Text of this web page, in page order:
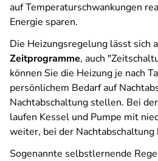
auf Temperaturschwankungen
Energie sparen.
Die Heizungsregelung lässt sich
Zeitprogramme, auch
können Sie die Heizung je nach
persönlichem Bedarf auf
Nachtabschaltung stellen. Bei
laufen Kessel und Pumpe mit
weiter, bei der Nachtabschaltung
Sogenannte selbstlernende